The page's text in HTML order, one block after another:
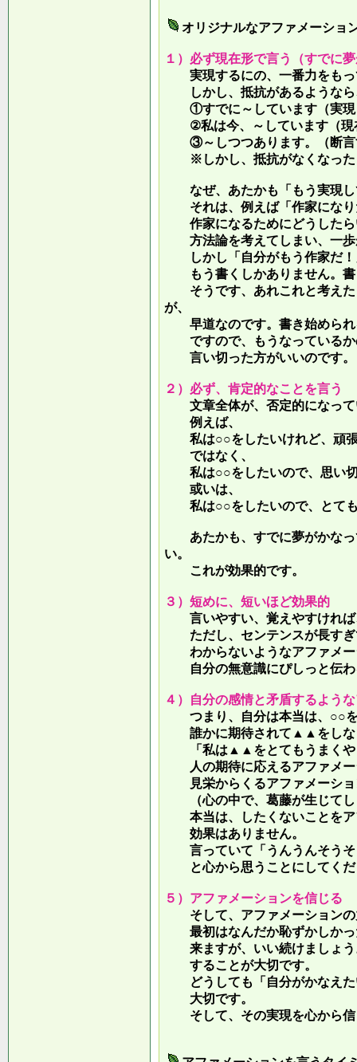
オリジナルなアファメーショ
１）必ず現在形で言う（すでに
実現するにの、一番力をもっ
しかし、抵抗があるような
①すでに～しています（実現
②私は今、～しています（現
③～しつつあります。（断言
※しかし、抵抗がなくなった
なぜ、あたかも「もう実現し
それは、例えば「作家になり
作家になるためにどうしたら
方法論を考えてしまい、一歩
しかし「自分がもう作家だ！
もう書くしかありません。書
そうです、あれこれと考えた
が、
早道なのです。書き始められ
ですので、もうなっているか
言い切った方がいいのです。
２）必ず、肯定的なことを言う
文章全体が、否定的になっ
例えば、
私は○○をしたいけれど、頑張
ではなく、
私は○○をしたいので、思い切
或いは、
私は○○をしたいので、とても
あたかも、すでに夢がかなっ
い。
これが効果的です。
３）短めに、短いほど効果的
言いやすい、覚えやすければ
ただし、センテンスが長すぎ
わからないようなアファメー
自分の無意識にぴしっと伝わ
４）自分の感情と矛盾するよう
つまり、自分は本当は、○○を
誰かに期待されて▲▲をしな
「私は▲▲をとてもうまくや
人の期待に応えるアファメ
見栄からくるアファメーショ
（心の中で、葛藤が生じてし
本当は、したくないことをア
効果はありません。
言っていて 「うんうんそう
と心から思うことにしてくだ
５）アファメーションを信じる
そして、アファメーションの
最初はなんだか恥ずかしかっ
来ますが、いい続けましょう
することが大切です。
どうしても「自分がかなえた
大切です。
そして、その実現を心から信